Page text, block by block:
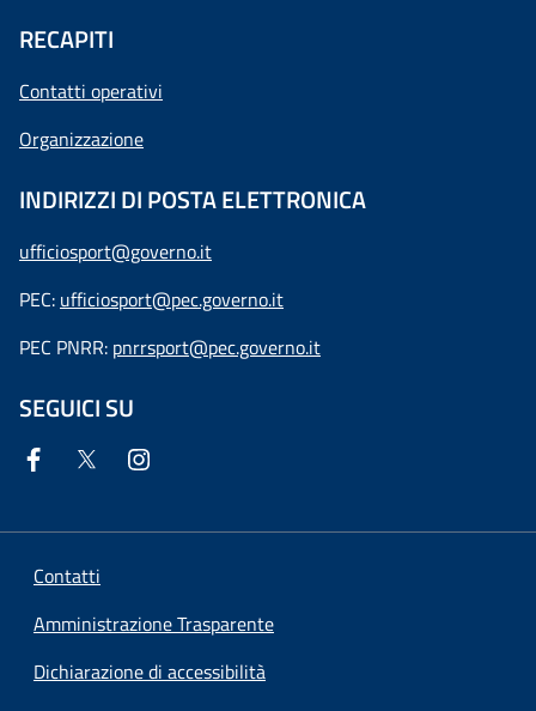
RECAPITI
Contatti operativi
Organizzazione
INDIRIZZI DI POSTA ELETTRONICA
ufficiosport@governo.it
PEC: ufficiosport@pec.governo.it
PEC PNRR: pnrrsport@pec.governo.it
SEGUICI SU
Contatti
Amministrazione Trasparente
Dichiarazione di accessibilità